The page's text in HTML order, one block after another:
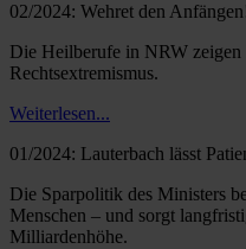
02/2024: Wehret den
Die Heilberufe in NRW zeigen
Rechtsextremismus.
Weiterlesen...
01/2024: Lauterbach lässt
Die Sparpolitik des Ministers
Menschen – und sorgt
Milliardenhöhe.